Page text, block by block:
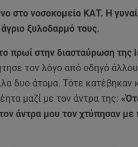
στο νοσοκομείο ΚΑΤ. Η
ξυλοδαρμό τους.
πρωί στην διασταύρωση της
τον λόγο από οδηγό άλλου
δυο άτομα. Τότε κατέβηκαν
μαζί με τον άντρα της:
άντρα μου τον χτύπησαν με